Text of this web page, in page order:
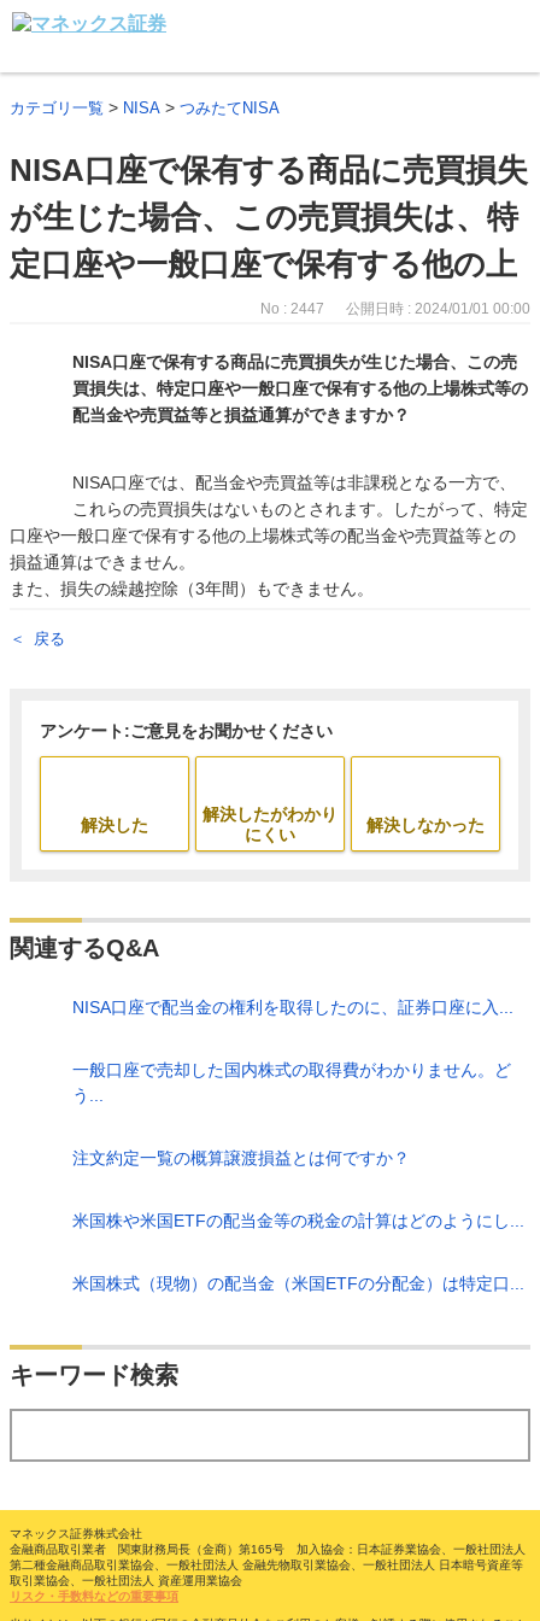
カテゴリ一覧 > NISA > つみたてNISA
NISA口座で保有する商品に売買損失
が生じた場合、この売買損失は、特
定口座や一般口座で保有する他の上
No : 2447 公開日時 : 2024/01/01 00:00
NISA口座で保有する商品に売買損失が生じた場合、この売
買損失は、特定口座や一般口座で保有する他の上場株式等の
配当金や売買益等と損益通算ができますか？
NISA口座では、配当金や売買益等は非課税となる一方で、
これらの売買損失はないものとされます。したがって、特定
口座や一般口座で保有する他の上場株式等の配当金や売買益等との
損益通算はできません。
また、損失の繰越控除（3年間）もできません。
戻る
アンケート:ご意見をお聞かせください
解決した
解決したがわかり
にくい
解決しなかった
関連するQ&A
NISA口座で配当金の権利を取得したのに、証券口座に入...
一般口座で売却した国内株式の取得費がわかりません。ど
う...
注文約定一覧の概算譲渡損益とは何ですか？
米国株や米国ETFの配当金等の税金の計算はどのようにし...
米国株式（現物）の配当金（米国ETFの分配金）は特定口...
キーワード検索
マネックス証券株式会社
金融商品取引業者 関東財務局長（金商）第165号 加入協会：日本証券業協会、一般社団法人
第二種金融商品取引業協会、一般社団法人 金融先物取引業協会、一般社団法人 日本暗号資産等
取引業協会、一般社団法人 資産運用業協会
リスク・手数料などの重要事項